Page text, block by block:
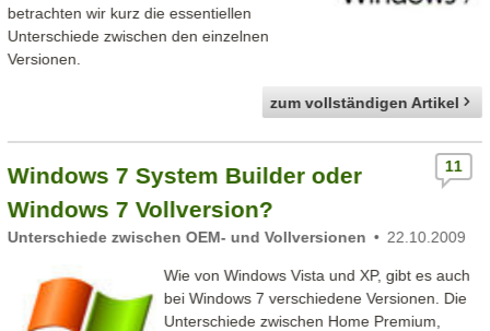
betrachten wir kurz die essentiellen
Unterschiede zwischen den einzelnen
Versionen.
zum vollständigen Artikel
Windows 7 System Builder oder
Windows 7 Vollversion?
Unterschiede zwischen OEM- und Vollversionen 22.10.2009
11
Wie von Windows Vista und XP, gibt es auch
bei Windows 7 verschiedene Versionen. Die
Unterschiede zwischen Home Premium,